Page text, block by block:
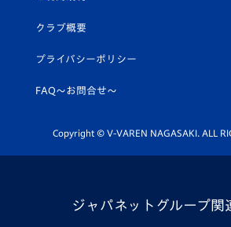
平和祈念活動
ホームタウン活動
スクール
ヴィヴィくんインスタグラム
公式LINE＠
クラブ概要
プライバシーポリシー
FAQ〜お問合せ〜
Copyright © V-VAREN NAGASAKI. ALL
ジャパネットグループ関